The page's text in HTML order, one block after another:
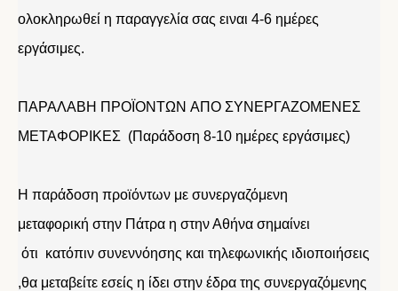
ολοκληρωθεί η παραγγελία σας ειναι 4-6 ημέρες
εργάσιμες.
ΠΑΡΑΛΑΒΗ ΠΡΟΪΟΝΤΩΝ ΑΠΟ ΣΥΝΕΡΓΑΖΟΜΕΝΕΣ
ΜΕΤΑΦΟΡΙΚΕΣ (Παράδοση 8-10 ημέρες εργάσιμες)
Η παράδοση προϊόντων με συνεργαζόμενη
μεταφορική στην Πάτρα η στην Αθήνα σημαίνει
ότι κατόπιν συνεννόησης και τηλεφωνικής ιδιοποιήσεις
,θα μεταβείτε εσείς η ίδει στην έδρα της συνεργαζόμενης